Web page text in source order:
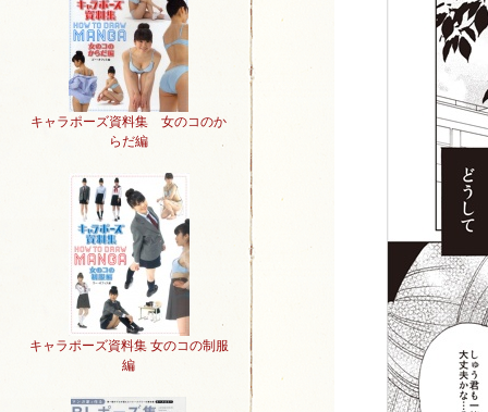
キャラポーズ資料集 女のコのか
らだ編
キャラポーズ資料集 女のコの制服
編